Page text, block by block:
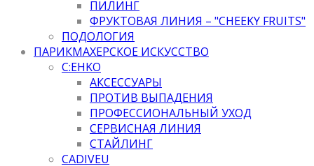
ПИЛИНГ
ФРУКТОВАЯ ЛИНИЯ – "CHEEKY FRUITS"
ПОДОЛОГИЯ
ПАРИКМАХЕРСКОЕ ИСКУССТВО
C:EHKO
АКСЕССУАРЫ
ПРОТИВ ВЫПАДЕНИЯ
ПРОФЕССИОНАЛЬНЫЙ УХОД
СЕРВИСНАЯ ЛИНИЯ
СТАЙЛИНГ
CADIVEU